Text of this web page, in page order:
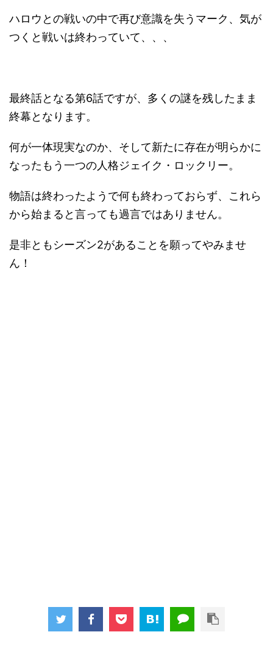
ハロウとの戦いの中で再び意識を失うマーク、気が
つくと戦いは終わっていて、、、
最終話となる第6話ですが、多くの謎を残したまま
終幕となります。
何が一体現実なのか、そして新たに存在が明らかに
なったもう一つの人格ジェイク・ロックリー。
物語は終わったようで何も終わっておらず、これら
から始まると言っても過言ではありません。
是非ともシーズン2があることを願ってやみませ
ん！